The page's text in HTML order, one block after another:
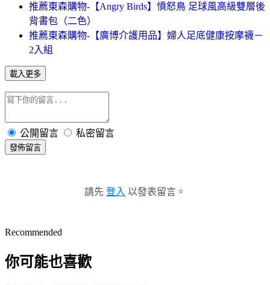
推薦東森購物-【Angry Birds】憤怒鳥 足球風高級雙層後
背書包（二色）
推薦東森購物-【廣博介護用品】婦人足底健康按摩襪－
2入組
載入更多
公開留言 私密留言
發佈留言
請先 登入 以發表留言。
Recommended
你可能也喜歡